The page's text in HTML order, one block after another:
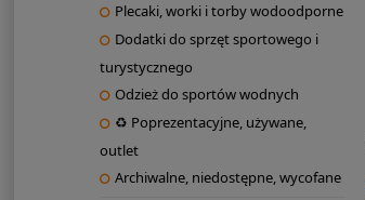
Plecaki, worki i torby wodoodporne
Dodatki do sprzęt sportowego i
turystycznego
Odzież do sportów wodnych
♻ Poprezentacyjne, używane,
outlet
Archiwalne, niedostępne, wycofane